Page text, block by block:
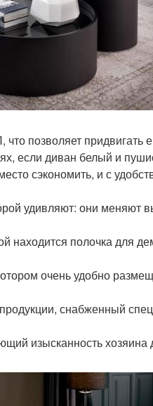
позволяет придвигать
если диван белый и
сэкономить, и с
удивляют: они меняют
находится полочка для
очень удобно
снабженный
изысканность хозяина